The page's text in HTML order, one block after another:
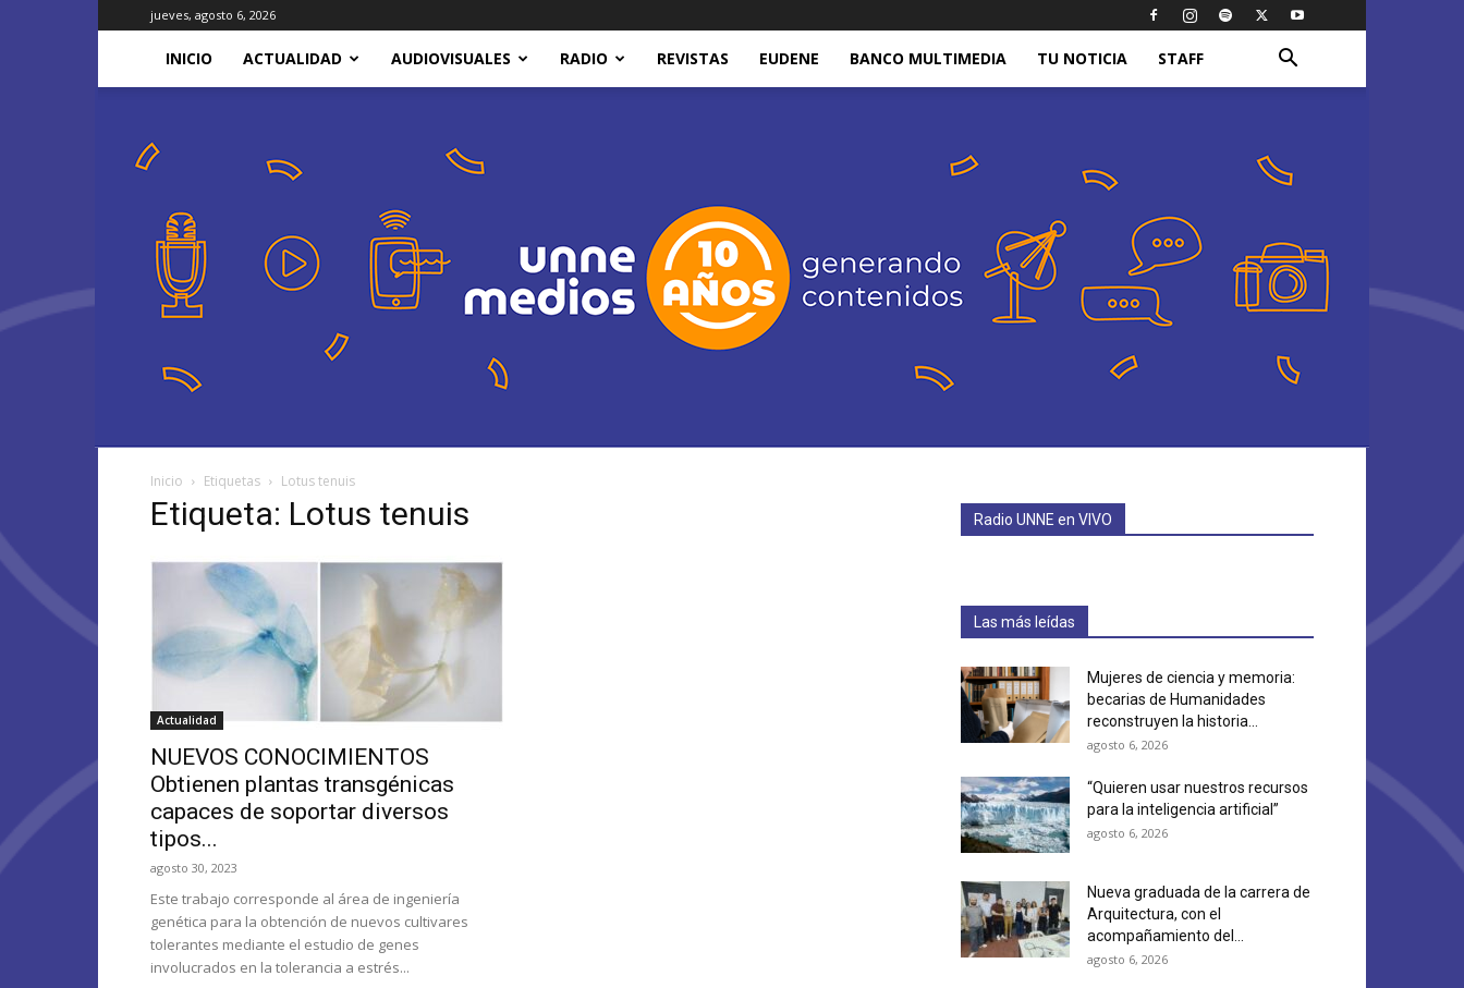
jueves, agosto 6, 2026
INICIO ACTUALIDAD AUDIOVISUALES RADIO REVISTAS EUDENE BANCO MULTIMEDIA TU NOTICIA STAFF
Inicio Etiquetas Lotus tenuis
Etiqueta: Lotus tenuis
Actualidad
NUEVOS CONOCIMIENTOS
Obtienen plantas transgénicas
capaces de soportar diversos
tipos...
agosto 30, 2023
Este trabajo corresponde al área de ingeniería
genética para la obtención de nuevos cultivares
tolerantes mediante el estudio de genes
involucrados en la tolerancia a estrés...
Radio UNNE en VIVO
Las más leídas
Mujeres de ciencia y memoria:
becarias de Humanidades
reconstruyen la historia...
agosto 6, 2026
“Quieren usar nuestros recursos
para la inteligencia artificial”
agosto 6, 2026
Nueva graduada de la carrera de
Arquitectura, con el
acompañamiento del...
agosto 6, 2026